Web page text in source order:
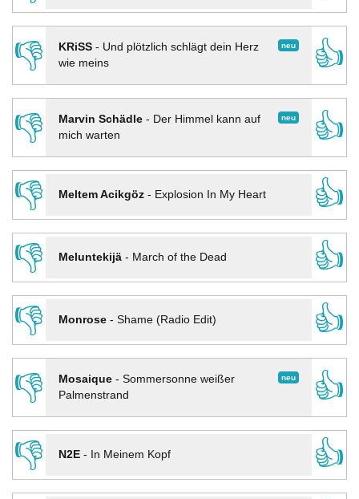
👎
neu
KRiSS- Und plötzlich schlägt dein Herz
wie meins
👍
👎 neu
Marvin Schädle- Der Himmel kann auf
mich warten
👍
👎
Meltem Acikgöz- Explosion In My Heart
👍
👎
Meluntekijä- March of the Dead
👍
👎
Monrose- Shame (Radio Edit)
👍
👎
neu
Mosaique- Sommersonne weißer
Palmenstrand
👍
👎
N2E- In Meinem Kopf
👍